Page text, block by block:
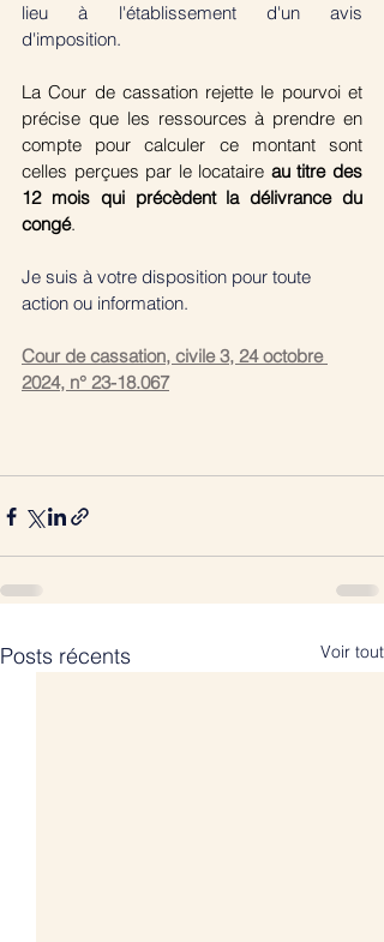
lieu à l'établissement d'un avis
d'imposition.
La Cour de cassation rejette le pourvoi et
précise que les ressources à prendre en
compte pour calculer ce montant sont
celles perçues par le locataire au titre des
12 mois qui précèdent la délivrance du
congé.
Je suis à votre disposition pour toute
action ou information.
Cour de cassation, civile 3, 24 octobre
2024, n° 23-18.067
Posts récents Voir tout